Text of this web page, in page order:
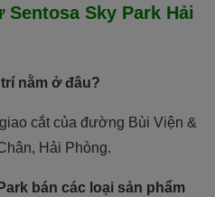
Sky Park Hải
nằm ở đâu?
cắt của đường Bùi Viện &
Hải Phòng.
bán các loại sản phẩm